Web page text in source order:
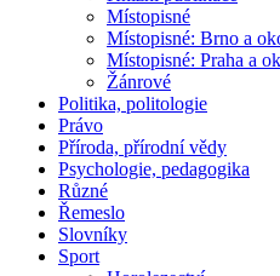
Místopisné
Místopisné: Brno a
Místopisné: Praha a
Žánrové
Politika, politologie
Právo
Příroda, přírodní vědy
Psychologie, pedagogika
Různé
Řemeslo
Slovníky
Sport